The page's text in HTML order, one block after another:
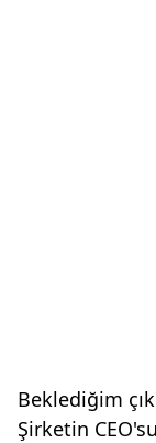
Beklediğim
Şirketin